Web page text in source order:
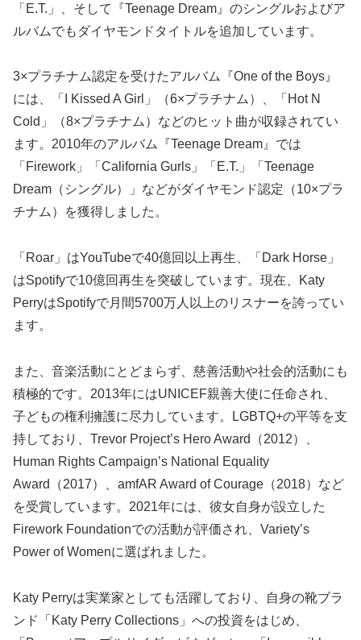
「E.T.」、そして『Teenage Dream』のシングルおよびア
ルバムでもダイヤモンドタイトルを追加しています。
3×プラチナム認定を受けたアルバム『One of the Boys』
には、「I Kissed A Girl」（6×プラチナム）、「Hot N
Cold」（8×プラチナム）などのヒット曲が収録されてい
ます。2010年のアルバム『Teenage Dream』では
「Firework」「California Gurls」「E.T.」「Teenage
Dream（シングル）」などがダイヤモンド認定（10×プラ
チナム）を獲得しました。
「Roar」はYouTubeで40億回以上再生、「Dark Horse」
はSpotifyで10億回再生を突破しています。現在、Katy
PerryはSpotifyで月間5700万人以上のリスナーを誇ってい
ます。
また、音楽活動にとどまらず、慈善活動や社会的活動にも
積極的です。2013年にはUNICEF親善大使に任命され、
子どもの権利擁護に尽力しています。LGBTQ+の平等を支
持しており、Trevor Project’s Hero Award（2012）、
Human Rights Campaign’s National Equality
Award（2017）、amfAR Award of Courage（2018）など
を受賞しています。2021年には、彼女自身が設立した
Firework Foundationでの活動が評価され、Variety’s
Power of Womenに選ばれました。
Katy Perryは実業家としても活躍しており、自身の靴ブラ
ンド「Katy Perry Collections」への投資をはじめ、